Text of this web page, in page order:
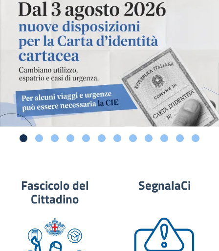
Fascicolo del
Cittadino
SegnalaCi